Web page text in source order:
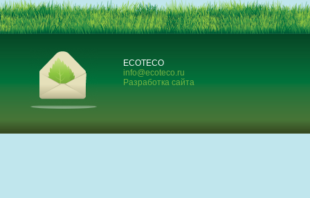
ECOTECO
info@ecoteco.ru
Разработка сайта